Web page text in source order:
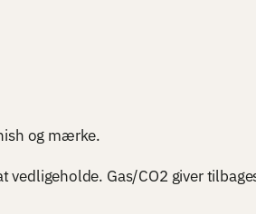
og mærke.
Gas/CO2 giver